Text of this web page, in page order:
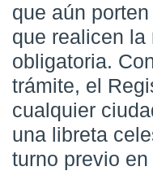
que aún
que realicen la
obligatoria.
trámite, el
cualquier
una libreta
turno previo